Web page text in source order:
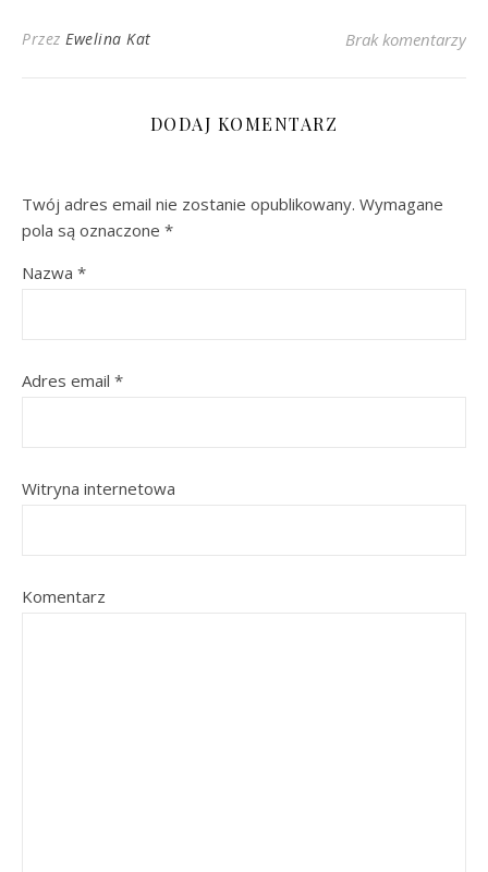
Przez Ewelina Kat Brak komentarzy
DODAJ KOMENTARZ
Twój adres email nie zostanie opublikowany. Wymagane
pola są oznaczone *
Nazwa *
Adres email *
Witryna internetowa
Komentarz